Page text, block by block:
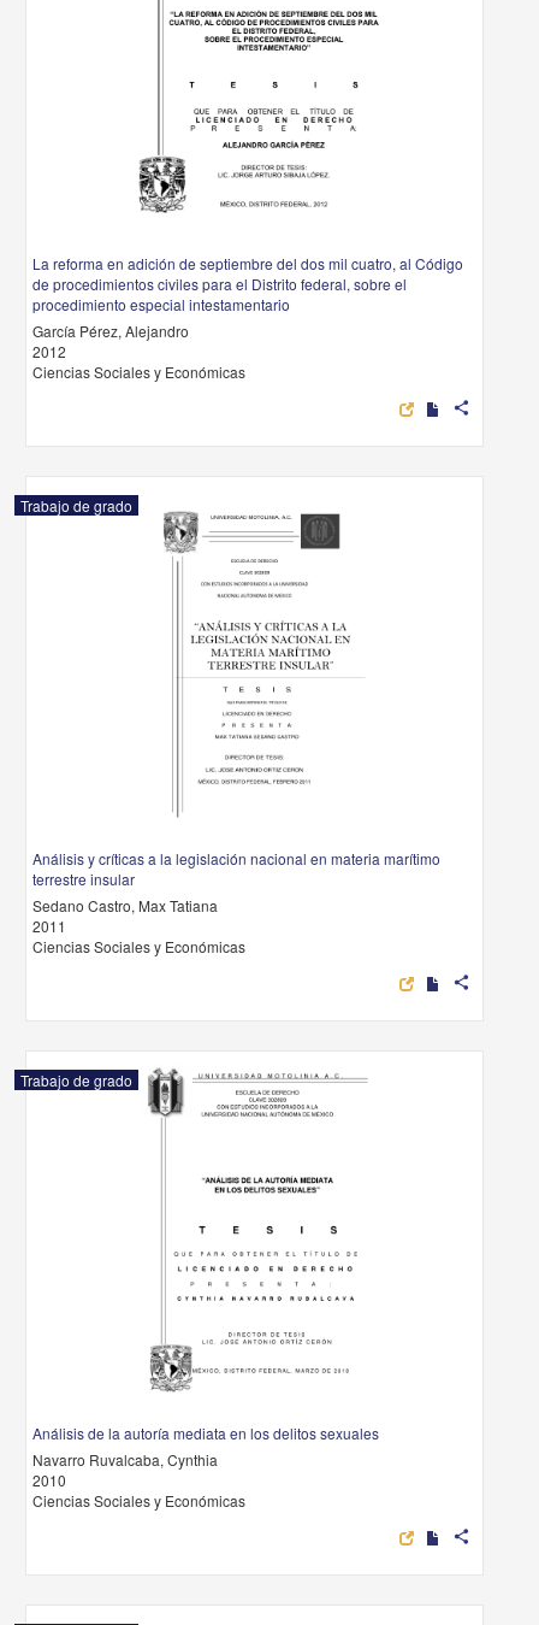
La reforma en adición de septiembre del dos mil cuatro, al Código
de procedimientos civiles para el Distrito federal, sobre el
procedimiento especial intestamentario
García Pérez, Alejandro
2012
Ciencias Sociales y Económicas
share
Trabajo de grado
Análisis y críticas a la legislación nacional en materia marítimo
terrestre insular
Sedano Castro, Max Tatiana
2011
Ciencias Sociales y Económicas
share
Trabajo de grado
Análisis de la autoría mediata en los delitos sexuales
Navarro Ruvalcaba, Cynthia
2010
Ciencias Sociales y Económicas
share